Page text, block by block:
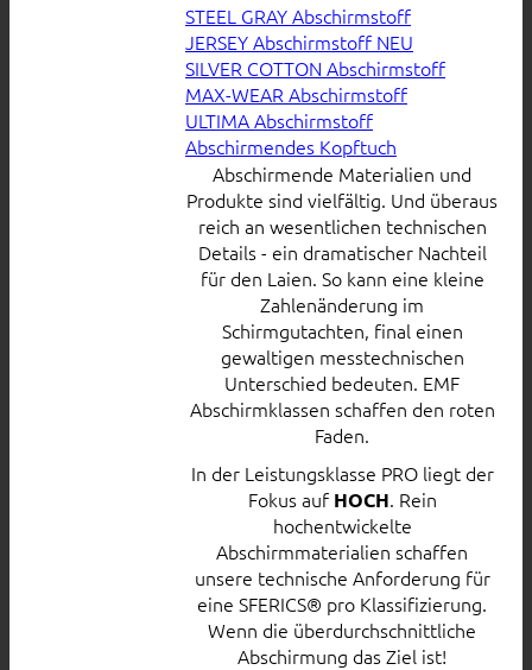
STEEL GRAY Abschirmstoff
JERSEY Abschirmstoff
SILVER COTTON Abschirmstoff
MAX-WEAR Abschirmstoff
ULTIMA Abschirmstoff
Abschirmendes Kopftuch
Abschirmende Materialien und
Produkte sind vielfältig. Und überaus
reich an wesentlichen technischen
Details - ein dramatischer Nachteil
für den Laien. So kann eine kleine
Zahlenänderung im
Schirmgutachten, final einen
gewaltigen messtechnischen
Unterschied bedeuten. EMF
Abschirmklassen schaffen den roten
Faden.
In der Leistungsklasse PRO liegt der
Fokus auf HOCH. Rein
hochentwickelte
Abschirmmaterialien schaffen
unsere technische Anforderung für
eine SFERICS® pro Klassifizierung.
Wenn die überdurchschnittliche
Abschirmung das Ziel ist!